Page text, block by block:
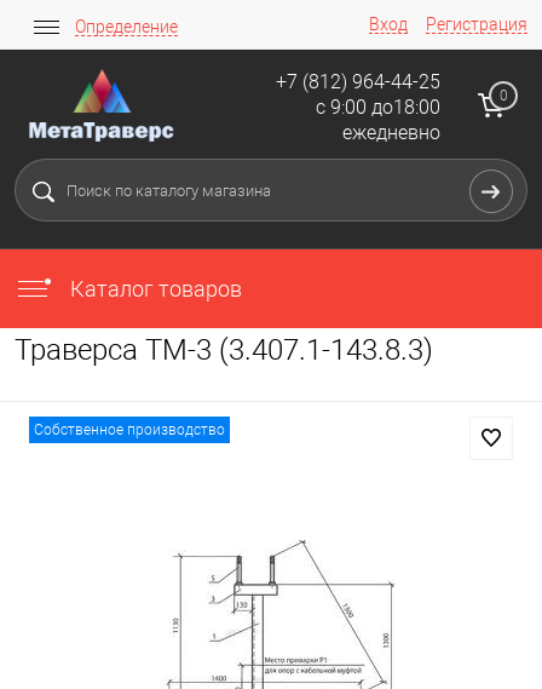
Вход Регистрация
Определение
+7 (812) 964-44-25
с 9:00 до18:00
ежедневно
0
Каталог товаров
Траверса ТМ-3 (3.407.1-143.8.3)
Собственное производство